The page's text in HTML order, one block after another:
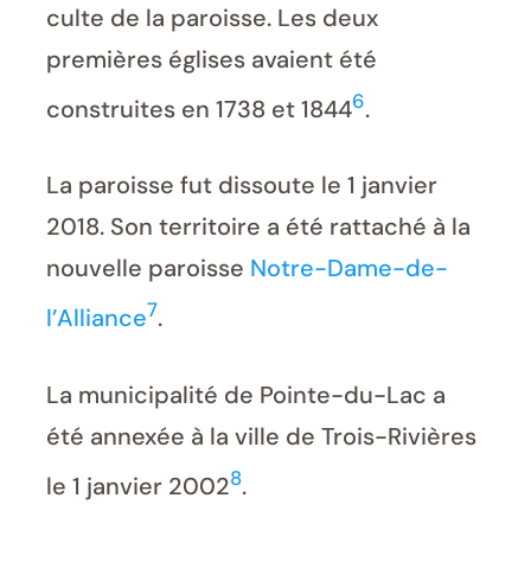
culte de la paroisse. Les deux
premières églises avaient été
construites en 1738 et 18446.
La paroisse fut dissoute le 1 janvier
2018. Son territoire a été rattaché à la
nouvelle paroisse Notre-Dame-de-
l’Alliance7.
La municipalité de Pointe-du-Lac a
été annexée à la ville de Trois-Rivières
le 1 janvier 20028.